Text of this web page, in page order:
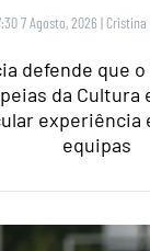
7 Agosto, 2026 | Cristina
defende que
da Cultura
experiência
equipas